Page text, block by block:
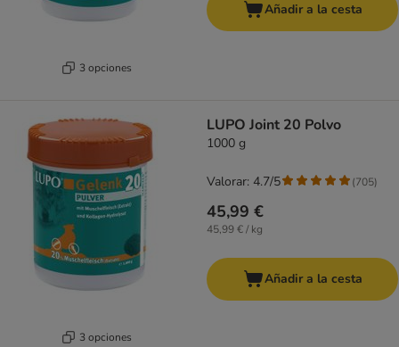
3 opciones
Añadir a la cesta
3 opciones
LUPO Joint 20 Polvo
1000 g
45,99 €
45,99 € / kg
Valorar: 4.7/5 (705)
Añadir a la cesta